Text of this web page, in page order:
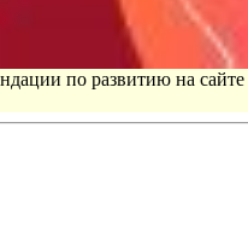
по развитию на сайте